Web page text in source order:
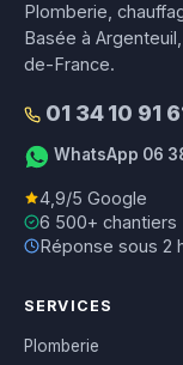
Plomberie,
Basée à
de-France.
01 34 10 91
WhatsApp 06
4,9/5 Google
6 500+ chantiers
Réponse sous 2
SERVICES
Plomberie